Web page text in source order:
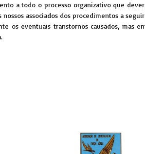
a todo o processo organizativo que
associados dos procedimentos a
os eventuais transtornos causados, mas